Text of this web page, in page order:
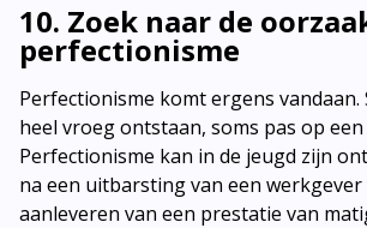
10. Zoek naar de
perfectionisme
Perfectionisme komt ergens vandaan.
heel vroeg ontstaan, soms pas op
Perfectionisme kan in de jeugd zijn
na een uitbarsting van een
aanleveren van een prestatie van